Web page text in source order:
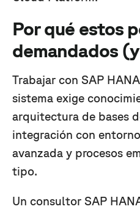
Por qué estos
demandados
Trabajar con SAP
sistema exige
arquitectura de bases
integración con
avanzada y procesos
tipo.
Un consultor SAP